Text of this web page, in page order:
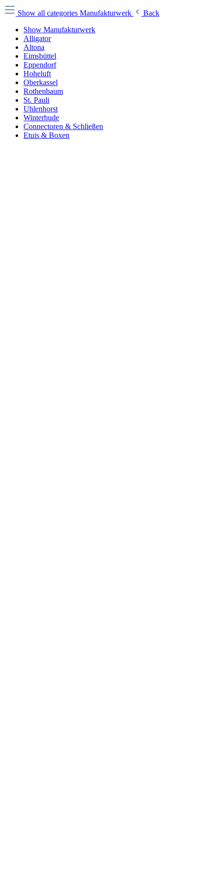
Show all categories Manufakturwerk
Back
Show Manufakturwerk
Alligator
Altona
Eimsbüttel
Eppendorf
Hoheluft
Oberkassel
Rothenbaum
St. Pauli
Uhlenhorst
Winterhude
Connectoren & Schließen
Etuis & Boxen